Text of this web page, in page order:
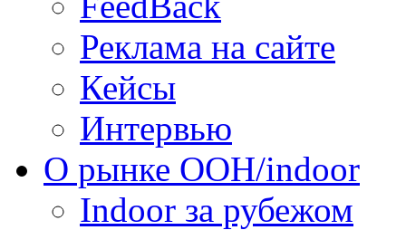
Реклама на сайте
Кейсы
Интервью
О рынке OOH/indoor
Indoor за рубежом